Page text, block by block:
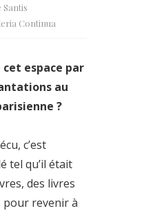
Santis
Continua
espace par
au
?
c’est
tel qu’il était
des livres
revenir à